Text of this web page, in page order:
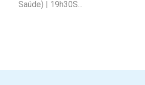
Saúde) | 19h30S...